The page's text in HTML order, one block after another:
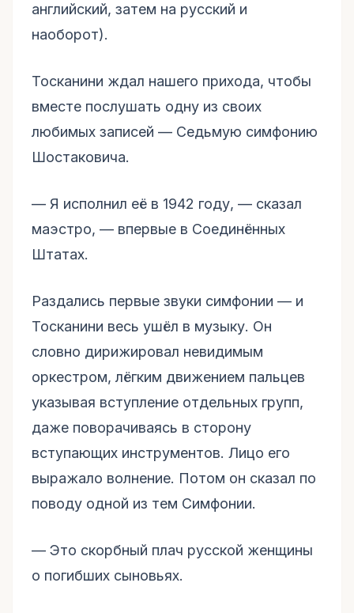
английский, затем на русский и
наоборот).
Тосканини ждал нашего прихода, чтобы
вместе послушать одну из своих
любимых записей –– Седьмую симфонию
Шостаковича.
–– Я исполнил её в 1942 году, –– сказал
маэстро, –– впервые в Соединённых
Штатах.
Раздались первые звуки симфонии –– и
Тосканини весь ушёл в музыку. Он
словно дирижировал невидимым
оркестром, лёгким движением пальцев
указывая вступление отдельных групп,
даже поворачиваясь в сторону
вступающих инструментов. Лицо его
выражало волнение. Потом он сказал по
поводу одной из тем Симфонии.
–– Это скорбный плач русской женщины
о погибших сыновьях.